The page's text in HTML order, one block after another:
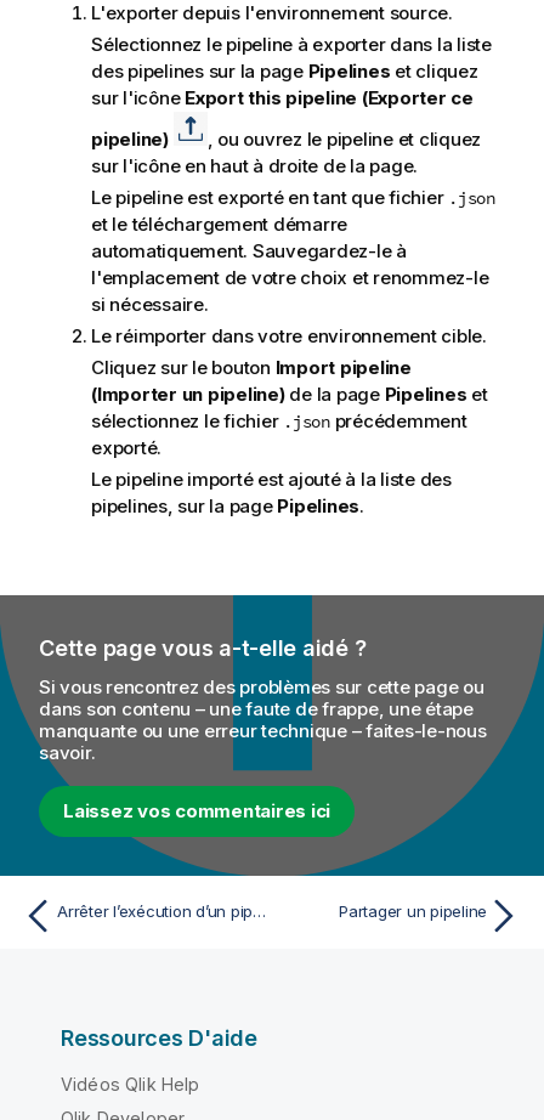
s
L'exporter depuis l'environnement source.
Sélectionnez le pipeline à exporter dans la liste
des pipelines sur la page Pipelines et cliquez
sur l'icône Export this pipeline (Exporter ce
pipeline)
, ou ouvrez le pipeline et cliquez
sur l'icône en haut à droite de la page.
Le pipeline est exporté en tant que fichier .json
et le téléchargement démarre
automatiquement. Sauvegardez-le à
l'emplacement de votre choix et renommez-le
si nécessaire.
Le réimporter dans votre environnement cible.
Cliquez sur le bouton Import pipeline
(Importer un pipeline)de la page Pipelines et
sélectionnez le fichier .jsonprécédemment
exporté.
Le pipeline importé est ajouté à la liste des
pipelines, sur la page Pipelines.
Cette page vous a-t-elle aidé ?
Si vous rencontrez des problèmes sur cette page ou
dans son contenu – une faute de frappe, une étape
manquante ou une erreur technique – faites-le-nous
savoir.
Laissez vos commentaires ici
Arrêter l’exécution d’un pipeline Partager un pipeline
Ressources D'aide
Vidéos Qlik Help